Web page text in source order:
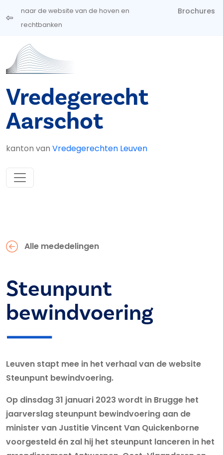
Overslaan en naar de inhoud gaan
naar de website van de hoven en
rechtbanken
Brochures
Vredegerecht
Aarschot
kanton van Vredegerechten Leuven
Alle mededelingen
Steunpunt
bewindvoering
Leuven stapt mee in het verhaal van de website
Steunpunt bewindvoering.
Op dinsdag 31 januari 2023 wordt in Brugge het
jaarverslag steunpunt bewindvoering aan de
minister van Justitie Vincent Van Quickenborne
voorgesteld én zal hij het steunpunt lanceren in het